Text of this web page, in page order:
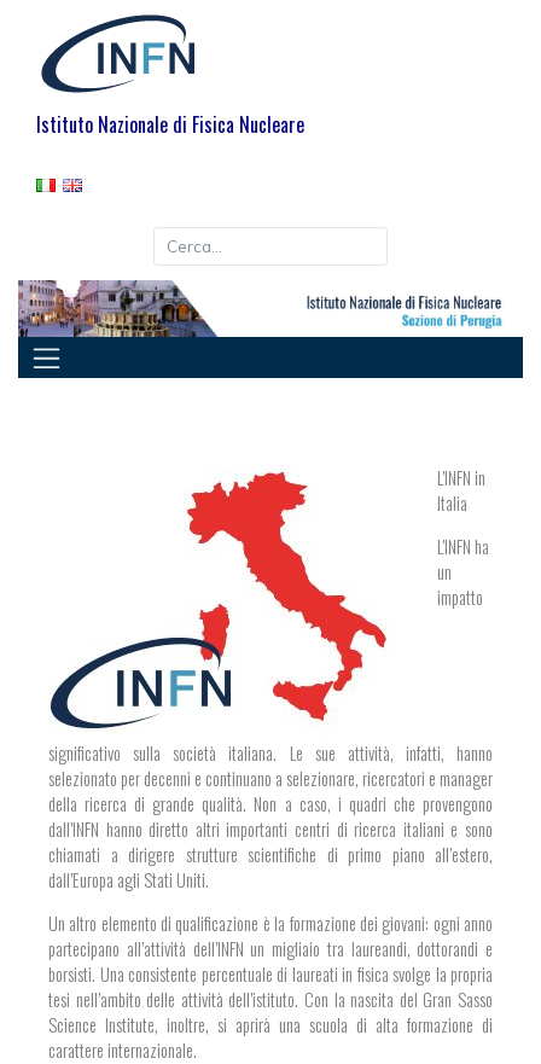
Istituto Nazionale di Fisica Nucleare
L’INFN in
Italia
L’INFN ha
un
impatto
significativo sulla società italiana. Le sue attività, infatti, hanno
selezionato per decenni e continuano a selezionare, ricercatori e manager
della ricerca di grande qualità. Non a caso, i quadri che provengono
dall’INFN hanno diretto altri importanti centri di ricerca italiani e sono
chiamati a dirigere strutture scientifiche di primo piano all’estero,
dall’Europa agli Stati Uniti.
Un altro elemento di qualificazione è la formazione dei giovani: ogni anno
partecipano all’attività dell’INFN un migliaio tra laureandi, dottorandi e
borsisti. Una consistente percentuale di laureati in fisica svolge la propria
tesi nell’ambito delle attività dell’istituto. Con la nascita del Gran Sasso
Science Institute, inoltre, si aprirà una scuola di alta formazione di
carattere internazionale.